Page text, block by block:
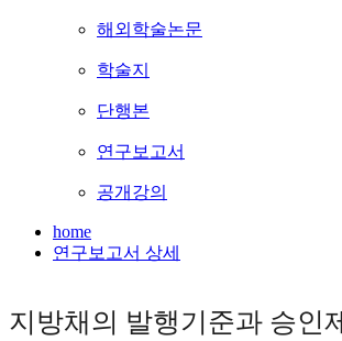
해외학술논문
학술지
단행본
연구보고서
공개강의
home
연구보고서 상세
지방채의 발행기준과 승인제